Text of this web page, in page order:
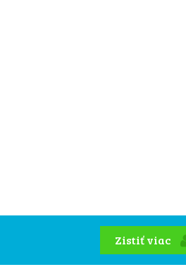
Zistiť viac